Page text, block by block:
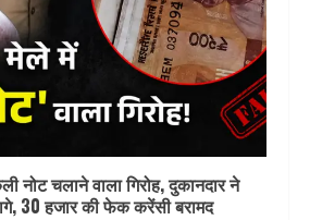
नोट चलाने वाला गिरोह, दुकानदार ने
30 हजार की फेक करेंसी बरामद